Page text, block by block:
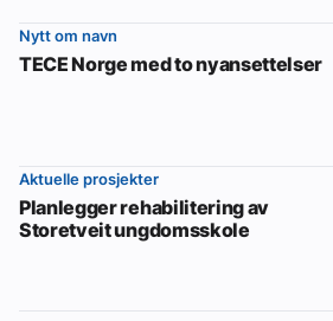
Nytt om navn
TECE Norge med to nyansettelser
Aktuelle prosjekter
Planlegger rehabilitering av
Storetveit ungdomsskole